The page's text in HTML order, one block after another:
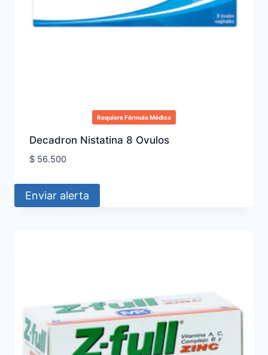
Requiere Fórmula Médica
Decadron Nistatina 8 Ovulos
$56.500
Enviar alerta